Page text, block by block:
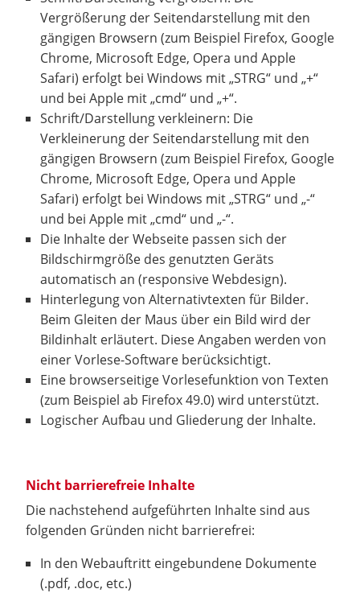
Vergrößerung der Seitendarstellung mit den
gängigen Browsern (zum Beispiel Firefox, Google
Chrome, Microsoft Edge, Opera und Apple
Safari) erfolgt bei Windows mit „STRG“ und „+“
und bei Apple mit „cmd“ und „+“.
Schrift/Darstellung verkleinern: Die
Verkleinerung der Seitendarstellung mit den
gängigen Browsern (zum Beispiel Firefox, Google
Chrome, Microsoft Edge, Opera und Apple
Safari) erfolgt bei Windows mit „STRG“ und „-“
und bei Apple mit „cmd“ und „-“.
Die Inhalte der Webseite passen sich der
Bildschirmgröße des genutzten Geräts
automatisch an (responsive Webdesign).
Hinterlegung von Alternativtexten für Bilder.
Beim Gleiten der Maus über ein Bild wird der
Bildinhalt erläutert. Diese Angaben werden von
einer Vorlese-Software berücksichtigt.
Eine browserseitige Vorlesefunktion von Texten
(zum Beispiel ab Firefox 49.0) wird unterstützt.
Logischer Aufbau und Gliederung der Inhalte.
Nicht barrierefreie Inhalte
Die nachstehend aufgeführten Inhalte sind aus
folgenden Gründen nicht barrierefrei:
In den Webauftritt eingebundene Dokumente
(.pdf, .doc, etc.)